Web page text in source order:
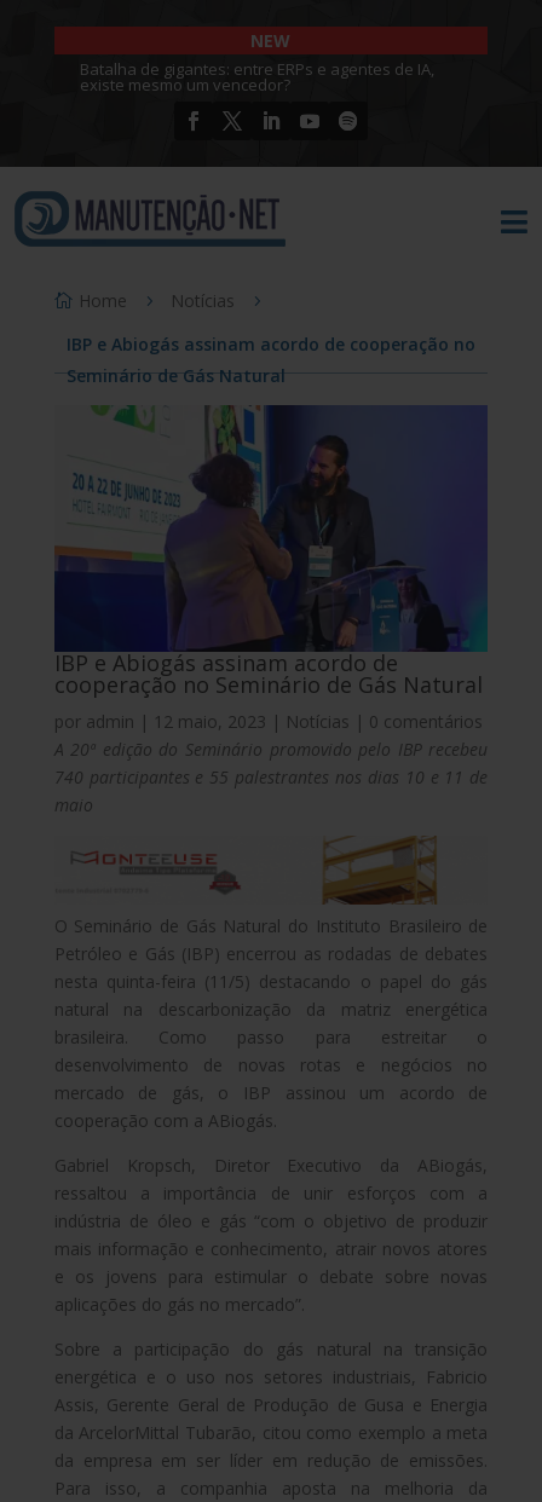
NEW
Batalha de gigantes: entre ERPs e agentes de IA,
existe mesmo um vencedor?

Home
Notícias
IBP e Abiogás assinam acordo de cooperação no
Seminário de Gás Natural
IBP e Abiogás assinam acordo de
cooperação no Seminário de Gás Natural
por admin | 12 maio, 2023 | Notícias | 0 comentários
A 20ª edição do Seminário promovido pelo IBP recebeu
740 participantes e 55 palestrantes nos dias 10 e 11 de
maio
O Seminário de Gás Natural do Instituto Brasileiro de
Petróleo e Gás (IBP) encerrou as rodadas de debates
nesta quinta-feira (11/5) destacando o papel do gás
natural na descarbonização da matriz energética
brasileira. Como passo para estreitar o
desenvolvimento de novas rotas e negócios no
mercado de gás, o IBP assinou um acordo de
cooperação com a ABiogás.
Gabriel Kropsch, Diretor Executivo da ABiogás,
ressaltou a importância de unir esforços com a
indústria de óleo e gás “com o objetivo de produzir
mais informação e conhecimento, atrair novos atores
e os jovens para estimular o debate sobre novas
aplicações do gás no mercado”.
Sobre a participação do gás natural na transição
energética e o uso nos setores industriais, Fabricio
Assis, Gerente Geral de Produção de Gusa e Energia
da ArcelorMittal Tubarão, citou como exemplo a meta
da empresa em ser líder em redução de emissões.
Para isso, a companhia aposta na melhoria da